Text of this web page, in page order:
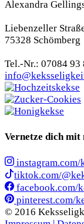
Alexandra
Liebenzeller
75328 Schömberg
Tel.-Nr.: 07084 93
Vernetze dich
tiktok.com/
facebook.com/
pinterest.com/
© 2016